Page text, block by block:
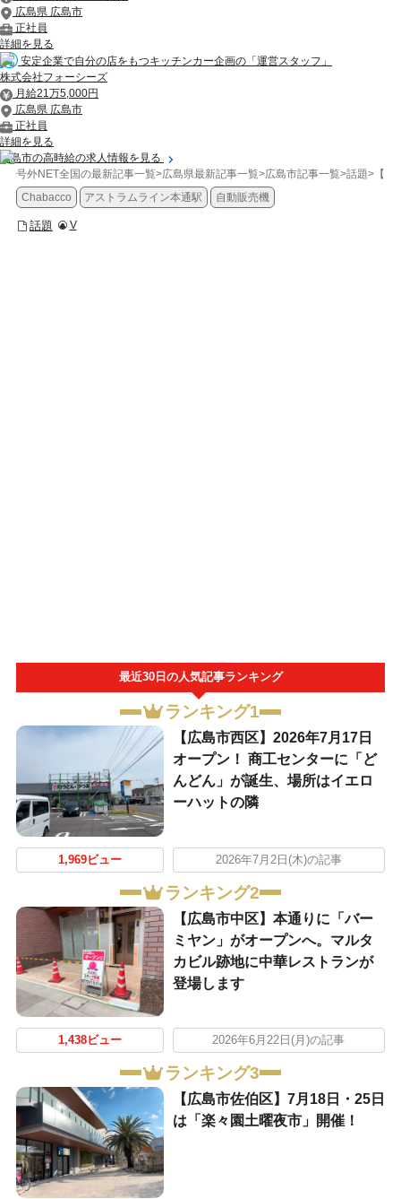
広島県 広島市
正社員
詳細を見る
安定企業で自分の店をもつキッチンカー企画の「運営スタッフ」
株式会社フォーシーズ
月給21万5,000円
広島県 広島市
正社員
詳細を見る
広島市の高時給の求人情報を見る
号外NET全国の最新記事一覧>広島県最新記事一覧>広島市記事一覧>話題>【広
Chabacco
アストラムライン本通駅 自動販売機
話題 V
最近30日の人気記事ランキング
ランキング1
【広島市西区】2026年7月17日
オープン！ 商工センターに「ど
んどん」が誕生、場所はイエロ
ーハットの隣
1,969ビュー 2026年7月2日(木)の記事
ランキング2
【広島市中区】本通りに「バー
ミヤン」がオープンへ。マルタ
カビル跡地に中華レストランが
登場します
1,438ビュー 2026年6月22日(月)の記事
ランキング3
【広島市佐伯区】7月18日・25日
は「楽々園土曜夜市」開催！